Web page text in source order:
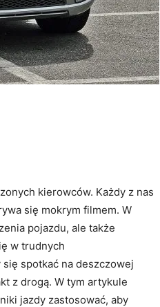
kierowców.‍ Każdy z nas
się mokrym filmem. W
pojazdu, ale także
w ⁣trudnych
⁢spotkać na deszczowej
z drogą. W tym artykule
jazdy zastosować, aby